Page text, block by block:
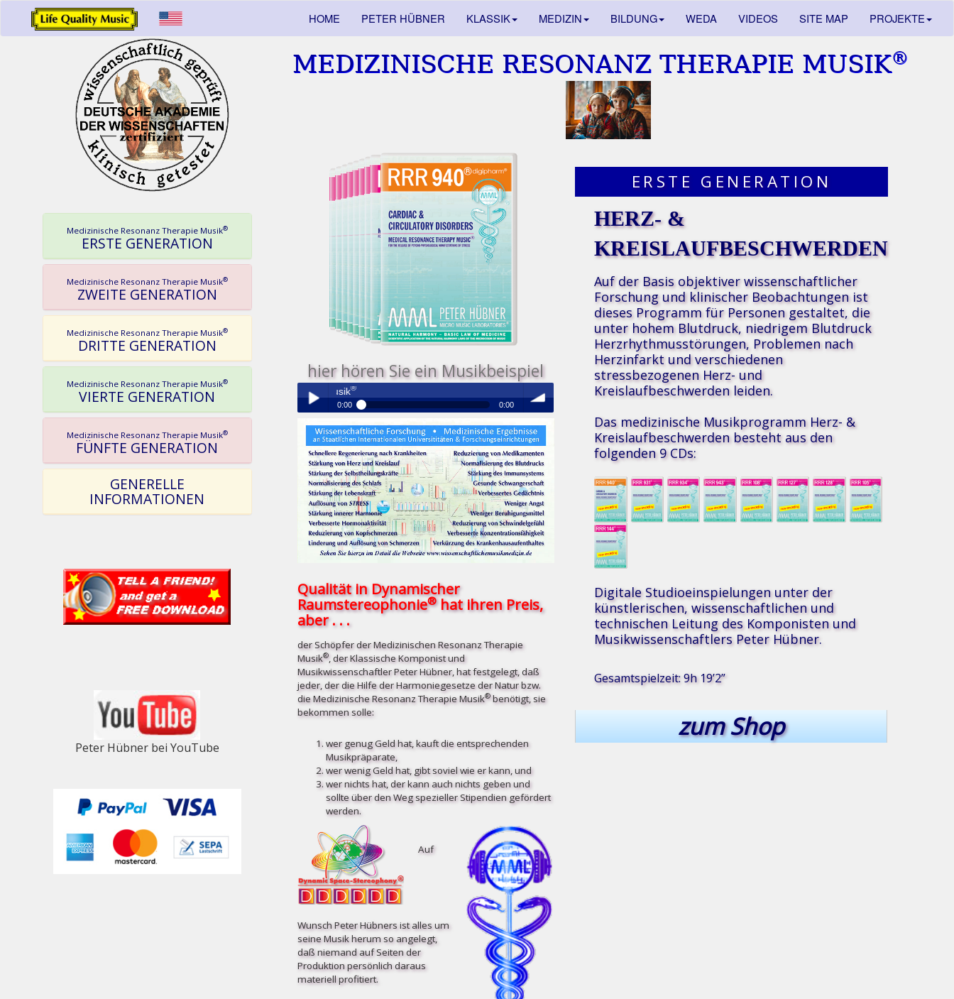
HOME PETER HÜBNER KLASSIK MEDIZIN BILDUNG WEDA VIDEOS SITE MAP PROJEKTE
Medizinische Resonanz Therapie Musik®
ERSTE GENERATION
Medizinische Resonanz Therapie Musik®
ZWEITE GENERATION
Medizinische Resonanz Therapie Musik®
DRITTE GENERATION
Medizinische Resonanz Therapie Musik®
VIERTE GENERATION
Medizinische Resonanz Therapie Musik®
FÜNFTE GENERATION
GENERELLE
INFORMATIONEN
Peter Hübner bei YouTube
MEDIZINISCHE RESONANZ THERAPIE MUSIK®
hier hören Sie ein Musikbeispiel
Play /
pause
Medizinische Resonanz Therapie Musik®
0:00 0:00
volume
Medizinische Resonanz Therapie Musik®
Qualität in Dynamischer
Raumstereophonie®hat ihren Preis,
aber . . .
der Schöpfer der Medizinischen Resonanz Therapie
Musik®, der Klassische Komponist und
Musikwissenschaftler Peter Hübner, hat festgelegt, daß
jeder, der die Hilfe der Harmoniegesetze der Natur bzw.
die Medizinische Resonanz Therapie Musik®benötigt, sie
bekommen solle:
wer genug Geld hat, kauft die entsprechenden
Musikpräparate,
wer wenig Geld hat, gibt soviel wie er kann, und
wer nichts hat, der kann auch nichts geben und
sollte über den Weg spezieller Stipendien gefördert
werden.
Auf
Wunsch Peter Hübners ist alles um
seine Musik herum so angelegt,
daß niemand auf Seiten der
Produktion persönlich daraus
materiell profitiert.
ERSTE GENERATION
HERZ- &
KREISLAUFBESCHWERDEN
Auf der Basis objektiver wissenschaftlicher
Forschung und klinischer Beobachtungenist
dieses Programm für Personen gestaltet, die
unter hohem Blutdruck, niedrigem Blutdruck
Herzrhythmusstörungen, Problemen nach
Herzinfarkt und verschiedenen
stressbezogenen Herz- und
Kreislaufbeschwerden leiden.
Das medizinische Musikprogramm Herz- &
Kreislaufbeschwerden besteht aus den
folgenden 9 CDs:
Digitale Studioeinspielungen unter der
künstlerischen, wissenschaftlichen und
technischen Leitung des Komponisten und
Musikwissenschaftlers Peter Hübner.
Gesamtspielzeit: 9h 19’2”
zum Shop